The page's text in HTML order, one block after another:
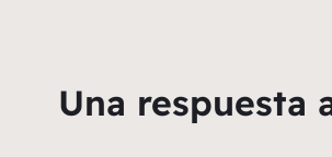
Una respuesta